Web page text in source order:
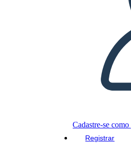
Cadastre-se
Registrar